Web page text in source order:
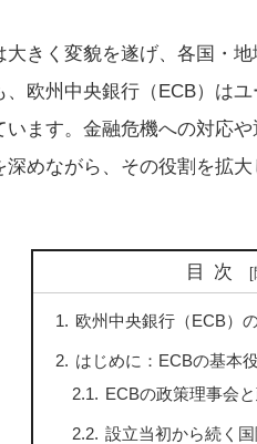
大きく変貌を遂げ、各国・
、欧州中央銀行（ECB）は
ます。金融危機への対応
めながら、その役割を拡大
目次
欧州中央銀行（ECB）
はじめに：ECBの基本
ECBの政策理事会
設立当初から続く